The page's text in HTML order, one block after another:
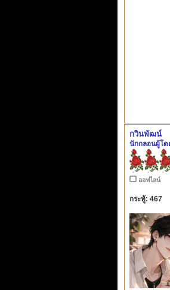
กวินพัฒน์
นักกลอนผู้โด
ออฟไลน์
กระทู้: 467